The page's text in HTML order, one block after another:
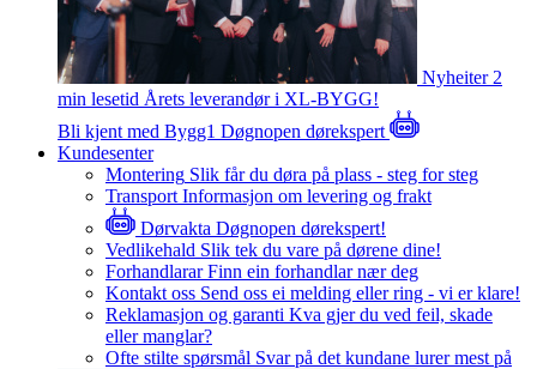
Nyheiter 2
min lesetid Årets leverandør i XL-BYGG!
Bli kjent med Bygg1 Døgnopen dørekspert
Kundesenter
Montering Slik får du døra på plass - steg for steg
Transport Informasjon om levering og frakt
Dørvakta Døgnopen dørekspert!
Vedlikehald Slik tek du vare på dørene dine!
Forhandlarar Finn ein forhandlar nær deg
Kontakt oss Send oss ei melding eller ring - vi er klare!
Reklamasjon og garanti Kva gjer du ved feil, skade
eller manglar?
Ofte stilte spørsmål Svar på det kundane lurer mest på